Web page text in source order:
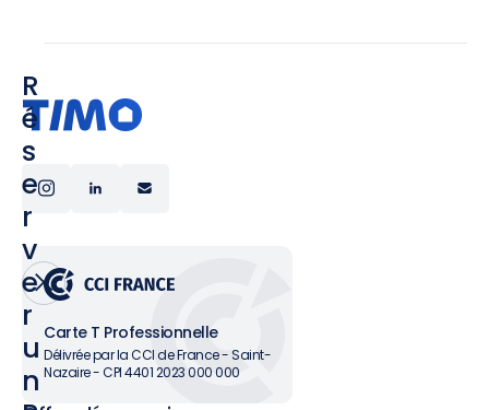
R
é
s
e
r
v
e
r
u
n
Carte T Professionnelle
Délivrée par la CCI de France - Saint-
Nazaire - CPI 4401 2023 000 000